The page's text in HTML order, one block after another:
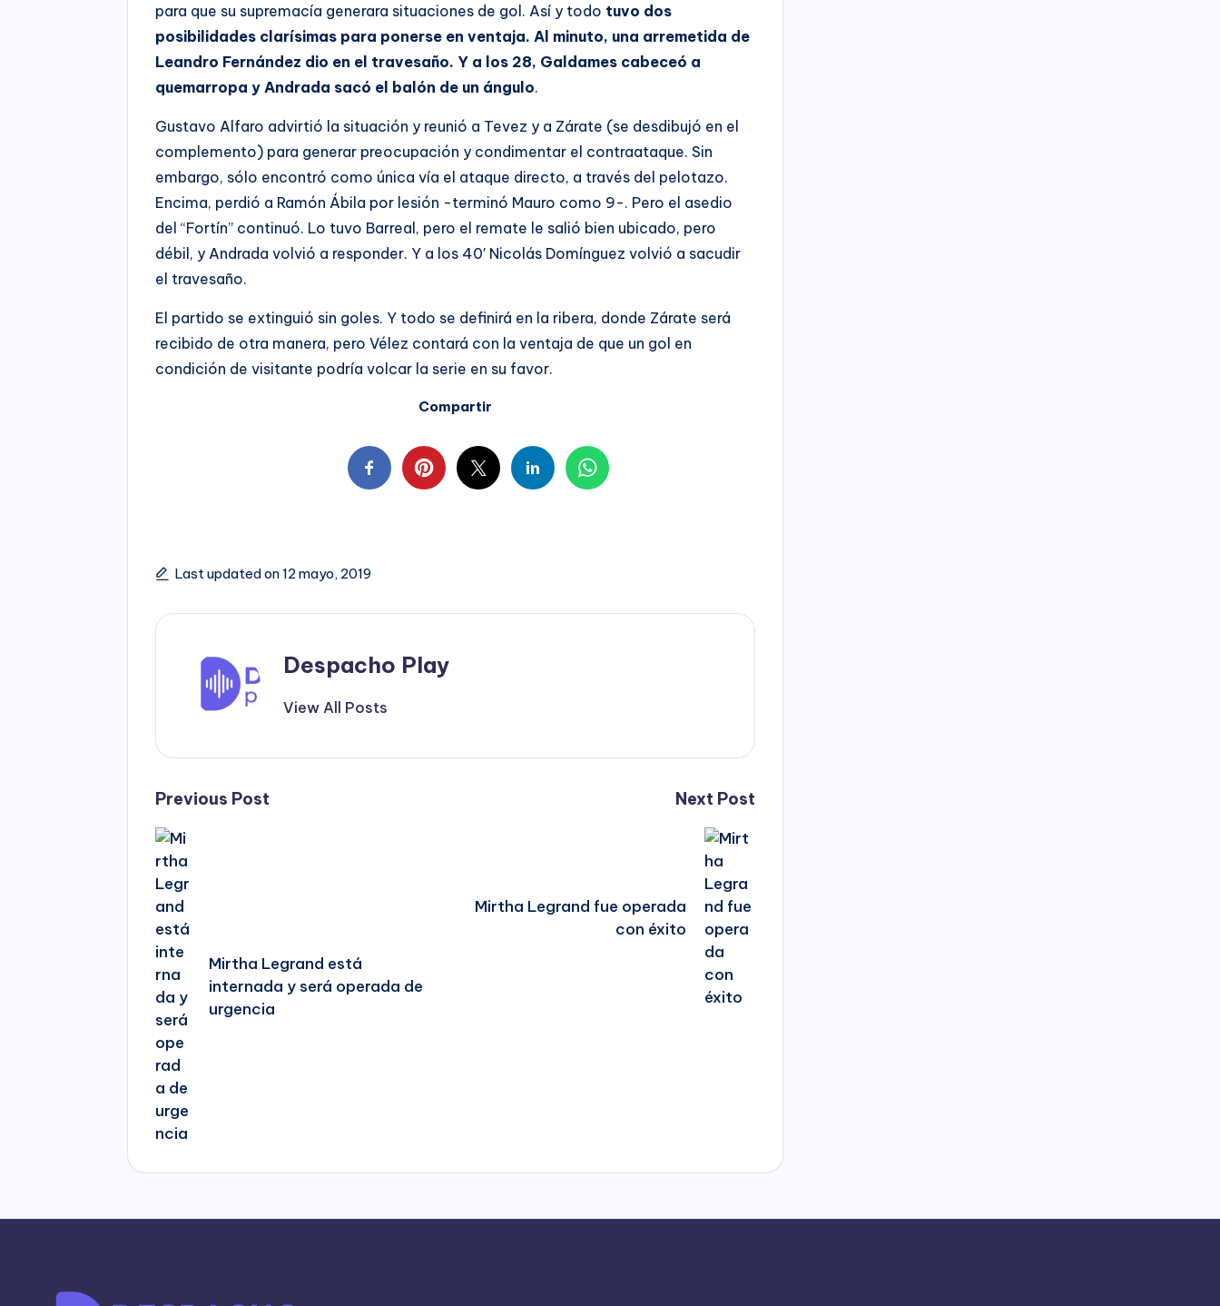
para que su supremacía generara situaciones de gol. Así y todo tuvo dos
posibilidades clarísimas para ponerse en ventaja. Al minuto, una arremetida de
Leandro Fernández dio en el travesaño. Y a los 28, Galdames cabeceó a
quemarropa y Andrada sacó el balón de un ángulo.
Gustavo Alfaro advirtió la situación y reunió a Tevez y a Zárate (se desdibujó en el
complemento) para generar preocupación y condimentar el contraataque. Sin
embargo, sólo encontró como única vía el ataque directo, a través del pelotazo.
Encima, perdió a Ramón Ábila por lesión -terminó Mauro como 9-. Pero el asedio
del “Fortín” continuó. Lo tuvo Barreal, pero el remate le salió bien ubicado, pero
débil, y Andrada volvió a responder. Y a los 40′ Nicolás Domínguez volvió a sacudir
el travesaño.
El partido se extinguió sin goles. Y todo se definirá en la ribera, donde Zárate será
recibido de otra manera, pero Vélez contará con la ventaja de que un gol en
condición de visitante podría volcar la serie en su favor.
Compartir
Last updated on 12 mayo, 2019
Despacho Play
View All Posts
Post
navigation
Previous Post
Mirtha Legrand está
internada y será operada de
urgencia
Next Post
Mirtha Legrand fue operada
con éxito